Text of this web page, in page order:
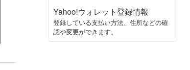
Yahoo!ウォレット登録情報
登録している支払い方法、住所などの確
認や変更ができます。